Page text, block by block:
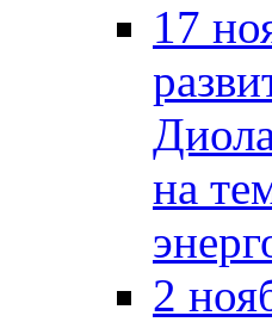
17
на
2